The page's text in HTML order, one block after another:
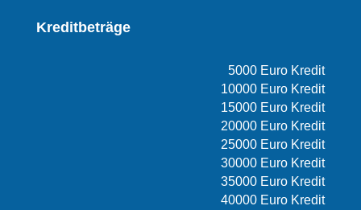
Kreditbeträge
5000 Euro Kredit
10000 Euro Kredit
15000 Euro Kredit
20000 Euro Kredit
25000 Euro Kredit
30000 Euro Kredit
35000 Euro Kredit
40000 Euro Kredit